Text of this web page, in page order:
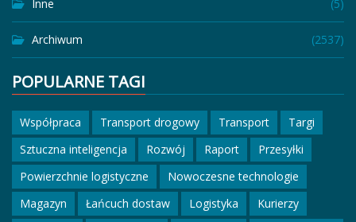
Inne (5)
Archiwum (2537)
POPULARNE TAGI
Współpraca Transport drogowy Transport
Targi
Sztuczna inteligencja
Rozwój Raport
Przesyłki
Powierzchnie logistyczne
Nowoczesne technologie
Magazyn
Łańcuch dostaw Logistyka
Kurierzy